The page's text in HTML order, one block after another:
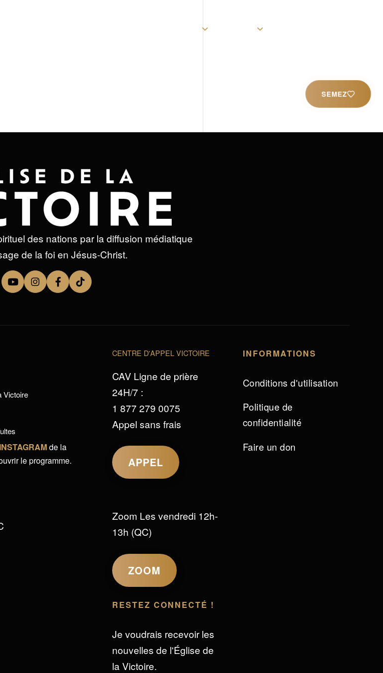
SEMEZ
des nations par la diffusion médiatique
de la foi en Jésus-Christ.
Victoire
INSTAGRAMde la
le programme.
CENTRE D'APPEL VICTOIRE
CAV Ligne de prière
24H/7 :
1 877 279 0075
Appel sans frais
APPEL
Zoom Les vendredi 12h-
13h (QC)
ZOOM
RESTEZ CONNECTÉ !
Je voudrais recevoir les
nouvelles de l'Église de
la Victoire.
INFORMATIONS
Conditions d'utilisation
Politique de
confidentialité
Faire un don